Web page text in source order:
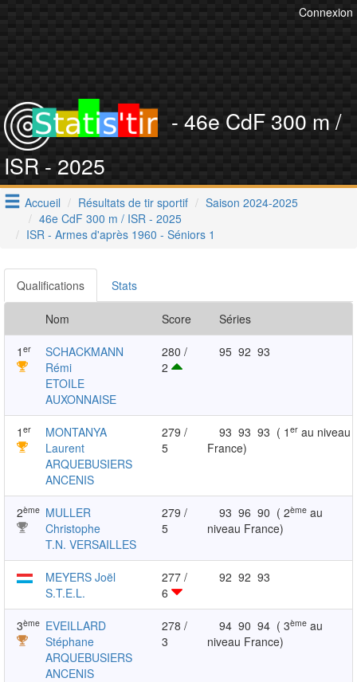
Connexion
- 46e CdF 300 m /
ISR - 2025
Accueil Résultats de tir sportif
Saison 2024-2025
46e CdF 300 m / ISR - 2025
ISR - Armes d'après 1960 - Séniors 1
Qualifications Stats
Nom Score Séries
1 er
SCHACKMANN
Rémi
ETOILE
AUXONNAISE
280 /
2
95 92 93
1 er
MONTANYA
Laurent
ARQUEBUSIERS
ANCENIS
279 /
5
93 93 93 ( 1er au niveau
France)
2ème MULLER
Christophe
T.N. VERSAILLES
279 /
5
93 96 90 ( 2ème au
niveau France)
MEYERS Joël
S.T.E.L.
277 /
6
92 92 93
3ème EVEILLARD
Stéphane
ARQUEBUSIERS
ANCENIS
278 /
3
94 90 94 ( 3ème au
niveau France)